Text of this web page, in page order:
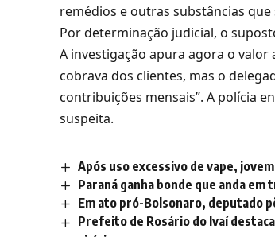
remédios e outras substâncias
Por determinação judicial, o
A investigação apura agora o
cobrava dos clientes, mas o
contribuições mensais”. A polícia
suspeita.
Após uso excessivo de vape,
Paraná ganha bonde que anda
Em ato pró-Bolsonaro, deputado
Prefeito de Rosário do Ivaí